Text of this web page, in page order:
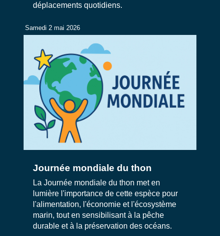
déplacements quotidiens.
Samedi 2 mai 2026
Journée mondiale du thon
La Journée mondiale du thon met en
lumière l'importance de cette espèce pour
l'alimentation, l'économie et l'écosystème
marin, tout en sensibilisant à la pêche
durable et à la préservation des océans.